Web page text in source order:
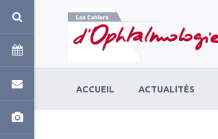
ACCUEIL ACTUALITÉS
Panneau de gestion des cookies